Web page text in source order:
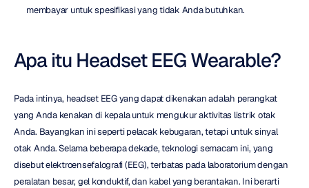
membayar untuk spesifikasi yang tidak Anda butuhkan.
Apa itu Headset EEG Wearable?
Pada intinya, headset EEG yang dapat dikenakan adalah perangkat
yang Anda kenakan di kepala untuk mengukur aktivitas listrik otak
Anda. Bayangkan ini seperti pelacak kebugaran, tetapi untuk sinyal
otak Anda. Selama beberapa dekade, teknologi semacam ini, yang
disebut elektroensefalografi (EEG), terbatas pada laboratorium dengan
peralatan besar, gel konduktif, dan kabel yang berantakan. Ini berarti